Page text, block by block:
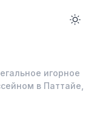
игорное
в Паттайе,